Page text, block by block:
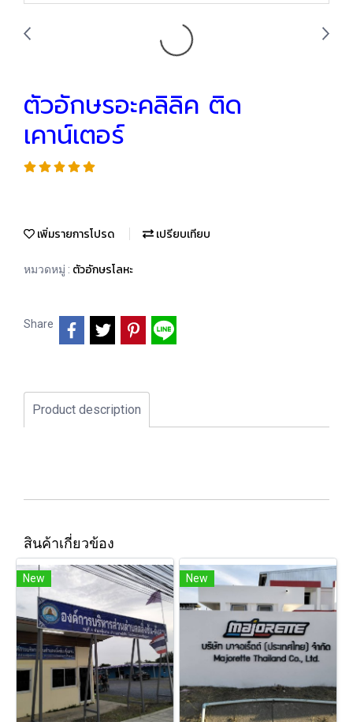
ตัวอักษรอะคลิลิค ติด
เคาน์เตอร์
เพิ่มรายการโปรด เปรียบเทียบ
หมวดหมู่ : ตัวอักษรโลหะ
Share
Product description
สินค้าเกี่ยวข้อง
New New